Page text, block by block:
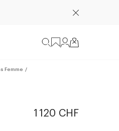
Femme /
1 120 CHF